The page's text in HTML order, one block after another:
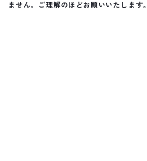
ません。ご理解のほどお願いいたします。